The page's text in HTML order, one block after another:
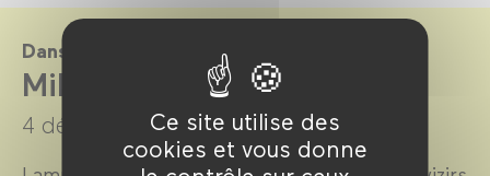
Ce site utilise des
cookies et vous donne
Dans le cadre de
Mille et Une Nuits
4 décembre 2019 → 5 janvier 2020